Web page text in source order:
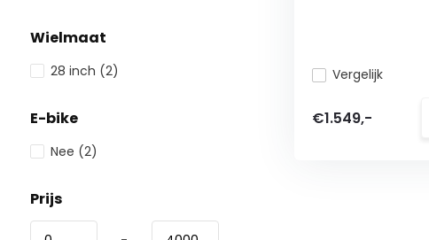
Wielmaat
28 inch (2)
E-bike
Nee (2)
Prijs
Vergelijk
€1.549,-